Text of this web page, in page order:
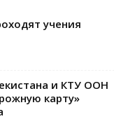
учения
и КТУ ООН
карту»